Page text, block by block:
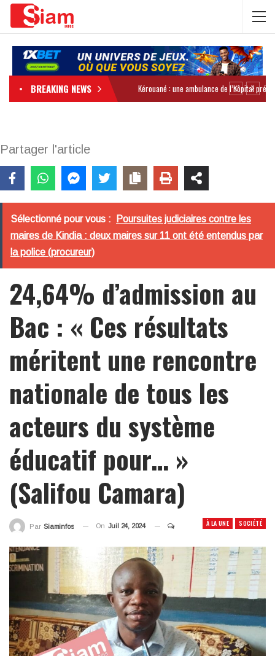
BREAKING NEWS
Partager l'article
Sélectionné pour vous :
Poursuites judiciaires contre les
maires de Kindia : deux maires sur 11 ont été entendus par
la police (procureur)
24,64% d’admission au
Bac : « Ces résultats
méritent une rencontre
nationale de tous les
acteurs du système
éducatif pour… »
(Salifou Camara)
À LA UNE SOCIÉTÉ
Par Siaminfos On Juil 24, 2024